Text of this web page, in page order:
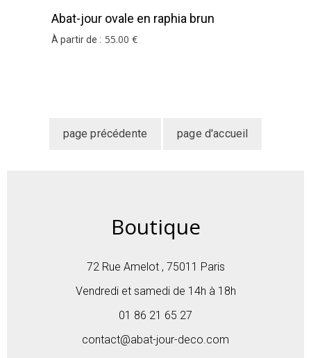
Abat-jour ovale en raphia brun
À partir de : 55.00 €
Boutique
72 Rue Amelot , 75011 Paris
Vendredi et samedi de 14h à 18h
01 86 21 65 27
contact@abat-jour-deco.com